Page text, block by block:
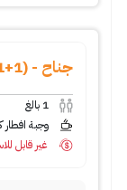
جناح - (1+1 deluxe suite)
1 بالغ
وجبة افطار
غير قابل